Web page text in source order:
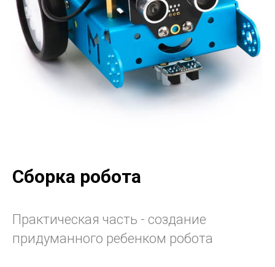
Сборка робота
Практическая часть - создание
придуманного ребенком робота